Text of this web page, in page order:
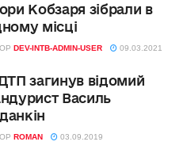
Кобзаря зібрали в
місці
DEV-INTB-ADMIN-USER 09.03.2021
загинув відомий
Василь
ROMAN 03.09.2019